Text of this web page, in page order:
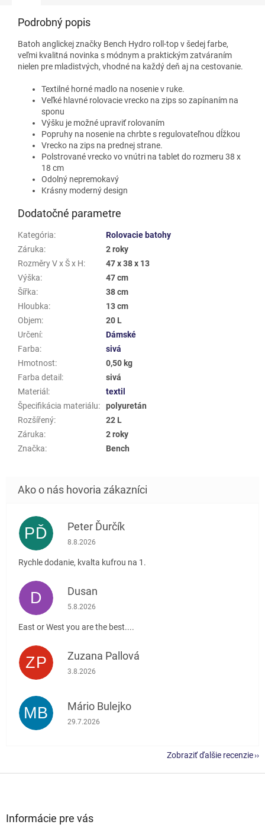
Podrobný popis
Batoh anglickej značky Bench Hydro roll-top v šedej farbe,
veľmi kvalitná novinka s módnym a praktickým zatváraním
nielen pre mladistvých, vhodné na každý deň aj na cestovanie.
Textilné horné madlo na nosenie v ruke.
Veľké hlavné rolovacie vrecko na zips so zapínaním na
sponu
Výšku je možné upraviť rolovaním
Popruhy na nosenie na chrbte s regulovateľnou dĺžkou
Vrecko na zips na prednej strane.
Polstrované vrecko vo vnútri na tablet do rozmeru 38 x
18 cm
Odolný nepremokavý
Krásny moderný design
Dodatočné parametre
Kategória:
Rolovacie batohy
Záruka:
2 roky
Rozměry V x Š x H:
47 x 38 x 13
Výška:
47 cm
Šířka:
38 cm
Hloubka:
13 cm
Objem:
20 L
Určení:
Dámské
Farba:
sivá
Hmotnost:
0,50 kg
Farba detail :
sivá
Materiál :
textil
Špecifikácia materiálu:
polyuretán
Rozšířený:
22 L
Záruka:
2 roky
Značka: Bench
PĎ Peter Ďurčík
Hodnotenie obchodu je 5 z 5 hviezdičiek.
8.8.2026
Rychle dodanie, kvalta kufrou na 1.
D Dusan
Hodnotenie obchodu je 5 z 5 hviezdičiek.
5.8.2026
East or West you are the best....
ZP Zuzana Pallová
Hodnotenie obchodu je 5 z 5 hviezdičiek.
3.8.2026
MB Mário Bulejko
Hodnotenie obchodu je 5 z 5 hviezdičiek.
29.7.2026
Zobraziť ďalšie recenzie
Informácie pre vás